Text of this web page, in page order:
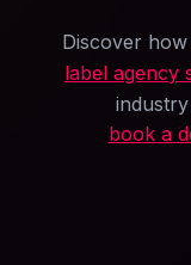
Discover
label agency
book a